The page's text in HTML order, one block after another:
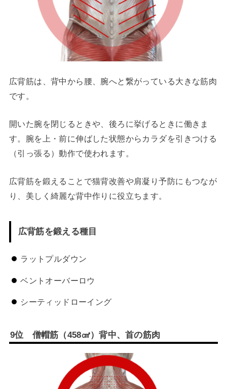
広背筋は、背中から腰、腕へと繋がっている大きな筋肉
です。
開いた腕を閉じるときや、後ろに挙げるときに働きま
す。腕を上・前に伸ばした状態からカラダを引きつける
（引っ張る）動作で使われます。
広背筋を鍛えることで猫背改善や肩凝り予防にもつなが
り、美しく綺麗な背中作りに役立ちます。
広背筋を鍛える種目
ラットプルダウン
ベントオーバーロウ
シーティッドローイング
9位 僧帽筋（458㎤）背中、首の筋肉